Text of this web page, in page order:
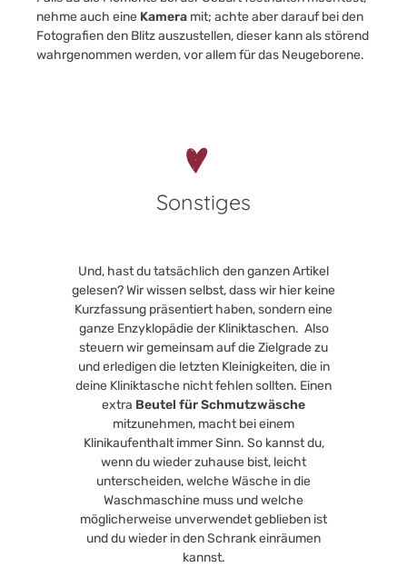
nehme auch eine Kamera mit; achte aber darauf bei den
Fotografien den Blitz auszustellen, dieser kann als störend
wahrgenommen werden, vor allem für das Neugeborene.
Sonstiges
Und, hast du tatsächlich den ganzen Artikel
gelesen? Wir wissen selbst, dass wir hier keine
Kurzfassung präsentiert haben, sondern eine
ganze Enzyklopädie der Kliniktaschen. Also
steuern wir gemeinsam auf die Zielgrade zu
und erledigen die letzten Kleinigkeiten, die in
deine Kliniktasche nicht fehlen sollten. Einen
extra Beutel für Schmutzwäsche
mitzunehmen, macht bei einem
Klinikaufenthalt immer Sinn. So kannst du,
wenn du wieder zuhause bist, leicht
unterscheiden, welche Wäsche in die
Waschmaschine muss und welche
möglicherweise unverwendet geblieben ist
und du wieder in den Schrank einräumen
kannst.